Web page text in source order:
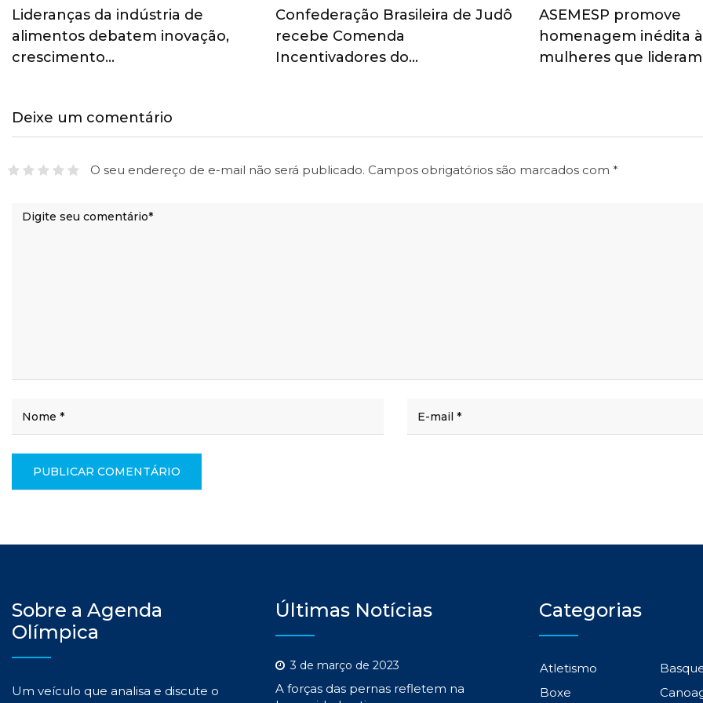
Lideranças da indústria de
alimentos debatem inovação,
crescimento…
Confederação Brasileira de Judô
recebe Comenda
Incentivadores do…
ASEMESP promove
homenagem inédita
mulheres que
Deixe um comentário
O seu endereço de e-mail não será publicado. Campos obrigatórios são marcados com *
Sobre a Agenda
Olímpica
Um veículo que analisa e discute o
Últimas Notícias
3 de março de 2023
A forças das pernas refletem na
Categorias
Atletismo
Boxe